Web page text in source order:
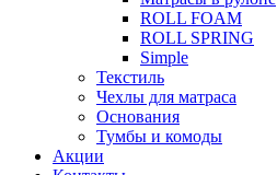
ROLL FOAM
ROLL SPRING
Simple
Текстиль
Чехлы для матраса
Основания
Тумбы и комоды
Акции